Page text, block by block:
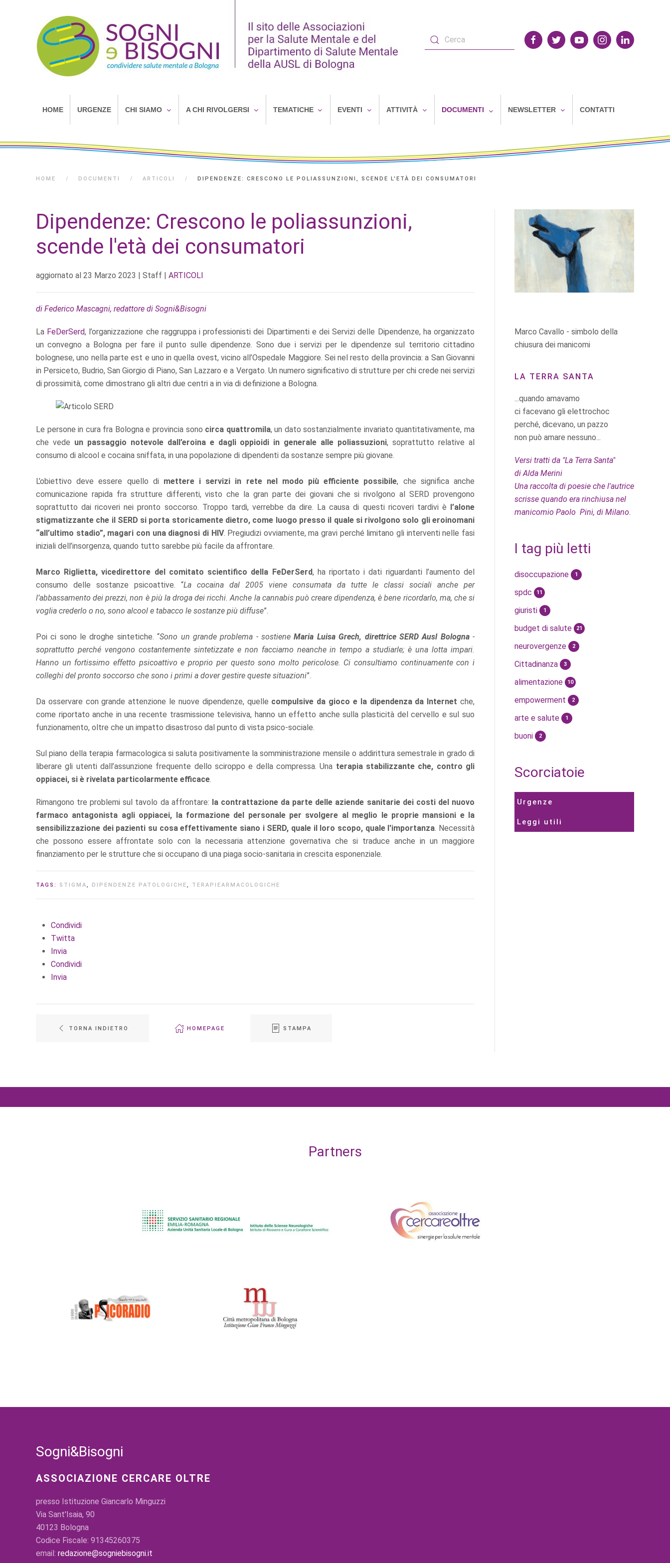
HOME URGENZE CHI SIAMO A CHI RIVOLGERSI TEMATICHE EVENTI ATTIVITÀ DOCUMENTI NEWSLETTER CONTATTI
HOME DOCUMENTI ARTICOLI DIPENDENZE: CRESCONO LE POLIASSUNZIONI, SCENDE L'ETÀ DEI CONSUMATORI
Dipendenze: Crescono le poliassunzioni,
scende l'età dei consumatori
aggiornato al 23 Marzo 2023 | Staff | ARTICOLI
di Federico Mascagni, redattore di Sogni&Bisogni
La FeDerSerd, l’organizzazione che raggruppa i professionisti dei Dipartimenti e dei Servizi delle Dipendenze, ha organizzato
un convegno a Bologna per fare il punto sulle dipendenze. Sono due i servizi per le dipendenze sul territorio cittadino
bolognese, uno nella parte est e uno in quella ovest, vicino all’Ospedale Maggiore. Sei nel resto della provincia: a San Giovanni
in Persiceto, Budrio, San Giorgio di Piano, San Lazzaro e a Vergato. Un numero significativo di strutture per chi crede nei servizi
di prossimità, come dimostrano gli altri due centri a in via di definizione a Bologna.
Le persone in cura fra Bologna e provincia sono circa quattromila, un dato sostanzialmente invariato quantitativamente, ma
che vede un passaggio notevole dall’eroina e dagli oppioidi in generale alle poliassuzioni, soprattutto relative al
consumo di alcool e cocaina sniffata, in una popolazione di dipendenti da sostanze sempre più giovane.
L’obiettivo deve essere quello di mettere i servizi in rete nel modo più efficiente possibile, che significa anche
comunicazione rapida fra strutture differenti, visto che la gran parte dei giovani che si rivolgono al SERD provengono
soprattutto dai ricoveri nei pronto soccorso. Troppo tardi, verrebbe da dire. La causa di questi ricoveri tardivi è l’alone
stigmatizzante che il SERD si porta storicamente dietro, come luogo presso il quale si rivolgono solo gli eroinomani
“all’ultimo stadio”, magari con una diagnosi di HIV. Pregiudizi ovviamente, ma gravi perché limitano gli interventi nelle fasi
iniziali dell’insorgenza, quando tutto sarebbe più facile da affrontare.
Marco Riglietta, vicedirettore del comitato scientifico della FeDerSerd, ha riportato i dati riguardanti l’aumento del
consumo delle sostanze psicoattive. “La cocaina dal 2005 viene consumata da tutte le classi sociali anche per
l’abbassamento dei prezzi, non è più la droga dei ricchi. Anche la cannabis può creare dipendenza, è bene ricordarlo, ma, che si
voglia crederlo o no, sono alcool e tabacco le sostanze più diffuse”.
Poi ci sono le droghe sintetiche. “Sono un grande problema - sostieneMaria Luisa Grech, direttrice SERD Ausl Bologna-
soprattutto perché vengono costantemente sintetizzate e non facciamo neanche in tempo a studiarle; è una lotta impari.
Hanno un fortissimo effetto psicoattivo e proprio per questo sono molto pericolose. Ci consultiamo continuamente con i
colleghi del pronto soccorso che sono i primi a dover gestire queste situazioni”.
Da osservare con grande attenzione le nuove dipendenze, quelle compulsive da gioco e la dipendenza da Internet che,
come riportato anche in una recente trasmissione televisiva, hanno un effetto anche sulla plasticità del cervello e sul suo
funzionamento, oltre che un impatto disastroso dal punto di vista psico-sociale.
Sul piano della terapia farmacologica si saluta positivamente la somministrazione mensile o addirittura semestrale in grado di
liberare gli utenti dall’assunzione frequente dello sciroppo e della compressa. Una terapia stabilizzante che, contro gli
oppiacei, si è rivelata particolarmente efficace.
Rimangono tre problemi sul tavolo da affrontare: la contrattazione da parte delle aziende sanitarie dei costi del nuovo
farmaco antagonista agli oppiacei, la formazione del personale per svolgere al meglio le proprie mansioni e la
sensibilizzazione dei pazienti su cosa effettivamente siano i SERD, quale il loro scopo, quale l'importanza. Necessità
che possono essere affrontate solo con la necessaria attenzione governativa che si traduce anche in un maggiore
finanziamento per le strutture che si occupano di una piaga socio-sanitaria in crescita esponenziale.
TAGS: STIGMA, DIPENDENZE PATOLOGICHE, TERAPIEARMACOLOGICHE
Condividi
Twitta
Invia
Condividi
Invia
TORNA INDIETRO HOMEPAGE STAMPA
Marco Cavallo - simbolo della
chiusura dei manicomi
LA TERRA SANTA
...quando amavamo
ci facevano gli elettrochoc
perché, dicevano, un pazzo
non può amare nessuno...
Versi tratti da "La Terra Santa"
di Alda Merini
Una raccolta di poesie che l'autrice
scrisse quando era rinchiusa nel
manicomio Paolo Pini, di Milano.
I tag più letti
disoccupazione 1
spdc 11
giuristi 1
budget di salute 21
neurovergenze 2
Cittadinanza 3
alimentazione 10
empowerment 2
arte e salute 1
buoni 2
Scorciatoie
Urgenze
Leggi utili
Partners
Sogni&Bisogni
ASSOCIAZIONE CERCARE OLTRE
presso Istituzione Giancarlo Minguzzi
Via Sant'Isaia, 90
40123 Bologna
Codice Fiscale: 91345260375
email: redazione@sogniebisogni.it